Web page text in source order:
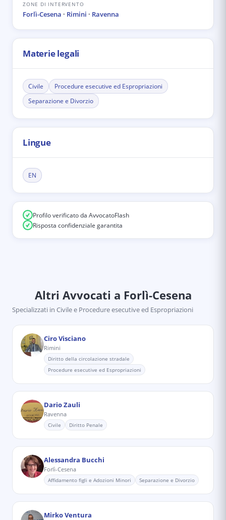
ZONE DI INTERVENTO
Forlì-Cesena · Rimini · Ravenna
Materie legali
Civile
Procedure esecutive ed Espropriazioni
Separazione e Divorzio
Lingue
EN
Profilo verificato da AvvocatoFlash
Risposta confidenziale garantita
Altri Avvocati a Forlì-Cesena
Specializzati in Civile e Procedure esecutive ed Espropriazioni
Ciro Visciano
Rimini
Diritto della circolazione stradale
Procedure esecutive ed Espropriazioni
Dario Zauli
Ravenna
Civile Diritto Penale
Alessandra Bucchi
Forlì-Cesena
Affidamento figli e Adozioni Minori Separazione e Divorzio
Mirko Ventura